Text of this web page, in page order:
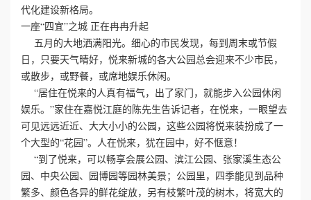
代化建设新格局。
一座“四宜”之城 正在冉冉升起
五月的大地洒满阳光。细心的市民发现，每到周末或节假
日，只要天气晴好，悦来新城的各大公园总会迎来不少市民，
或散步，或野餐，或席地娱乐休闲。
“居住在悦来的人真有福气，出了家门，就能步入公园休闲
娱乐。”家住在嘉悦江庭的陈先生告诉记者，在悦来，一眼望去
可见远远近近、大大小小的公园，这些公园将悦来装扮成了一
个大型的“花园”。人在悦来，犹在园中，好不惬意！
“到了悦来，可以畅享会展公园、滨江公园、张家溪生态公
园、中央公园、园博园等园林美景；公园里，四季能见到品种
繁多、颜色各异的鲜花绽放，另有枝繁叶茂的树木，将宽大的